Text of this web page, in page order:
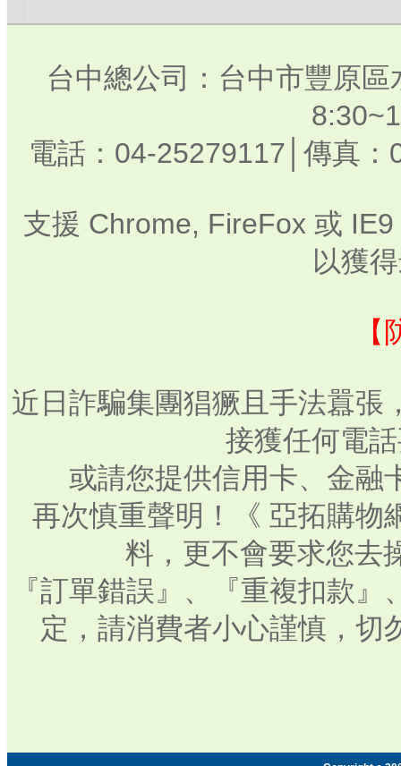
台中總公司：台中市豐原
電話：04-25279117│傳真
支援 Chrome, FireFox 或
以獲
近日詐騙集團猖獗且手法囂張
接獲任何電
或請您提供信用卡、金融
再次慎重聲明！《 亞拓購物
料，更不會要求您去
『訂單錯誤』、『重複扣款
定，請消費者小心謹慎，切